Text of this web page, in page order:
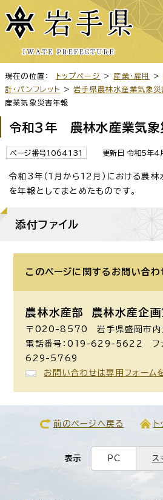
現在の位置： トップページ > 産業・雇用 >
計・パンフレット
>岩手県農林水産業気象災
産業気象災害年報
令和3年 農林水産業気象
ページ番号1064131 更新日 令和5年4
令和3年（1月から12月）における農
を年報としてまとめたものです。
添付ファイル
このページに関する お問い合わ
農林水産部 農林水産企画
〒020-8570 岩手県盛岡市内
電話番号：019-629-5622 フ
629-5769
お問い合わせは専用フォーム
前のページへ戻る
表示 PC ス